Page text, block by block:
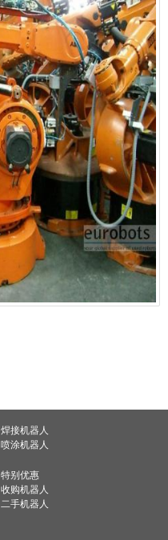
焊接机器人
喷涂机器人
特别优惠
收购机器人
二手机器人